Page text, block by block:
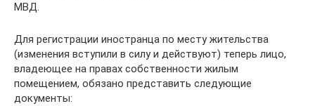
МВД.
Для регистрации иностранца по месту жительства
(изменения вступили в силу и действуют) теперь лицо,
владеющее на правах собственности жилым
помещением, обязано представить следующие
документы: